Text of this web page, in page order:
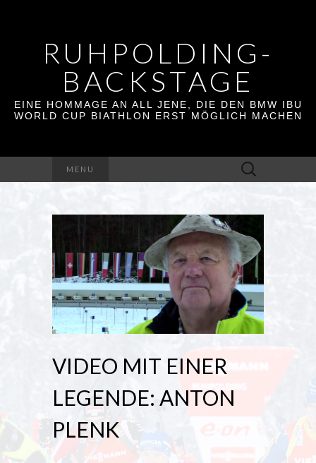
RUHPOLDING-
BACKSTAGE
EINE HOMMAGE AN ALL JENE, DIE DEN BMW IBU
WORLD CUP BIATHLON ERST MÖGLICH MACHEN
MENU
Suchen
nach:
VIDEO MIT EINER
LEGENDE: ANTON
PLENK